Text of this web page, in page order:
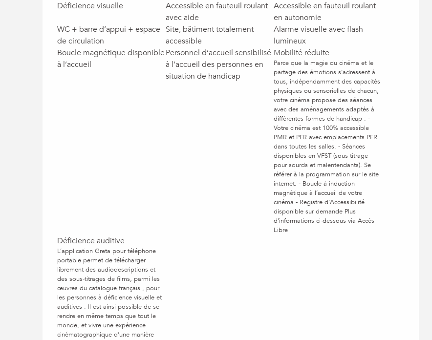
Déficience visuelle
Accessible en fauteuil roulant
avec aide
Accessible en fauteuil roulant
en autonomie
WC + barre d’appui + espace
de circulation
Site, bâtiment totalement
accessible
Alarme visuelle avec flash
lumineux
Boucle magnétique disponible
à l’accueil
Personnel d’accueil sensibilisé
à l’accueil des personnes en
situation de handicap
Mobilité réduite
Parce que la magie du cinéma et le
partage des émotions s’adressent à
tous, indépendamment des capacités
physiques ou sensorielles de chacun,
votre cinéma propose des séances
avec des aménagements adaptés à
différentes formes de handicap : -
Votre cinéma est 100% accessible
PMR et PFR avec emplacements PFR
dans toutes les salles. - Séances
disponibles en VFST (sous titrage
pour sourds et malentendants). Se
référer à la programmation sur le site
internet. - Boucle à induction
magnétique à l’accueil de votre
cinéma - Registre d’Accessibilité
disponible sur demande Plus
d’informations ci-dessous via Accès
Libre
Déficience auditive
L’application Greta pour téléphone
portable permet de télécharger
librement des audiodescriptions et
des sous-titrages de films, parmi les
œuvres du catalogue français , pour
les personnes à déficience visuelle et
auditives . Il est ainsi possible de se
rendre en même temps que tout le
monde, et vivre une expérience
cinématographique d’une manière